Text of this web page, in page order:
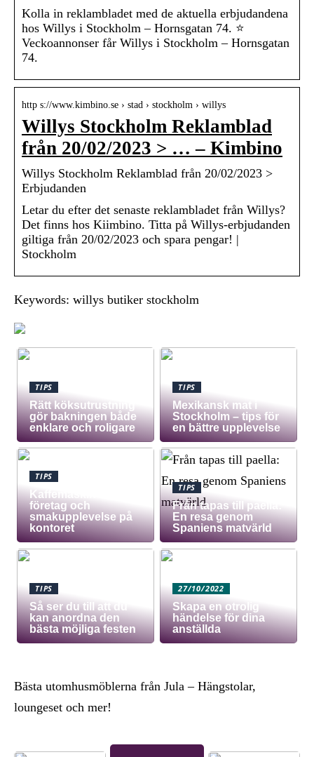
Kolla in reklambladet med de aktuella erbjudandena
hos Willys i Stockholm – Hornsgatan 74. ⭐
Veckoannonser får Willys i Stockholm – Hornsgatan
74.
http s://www.kimbino.se › stad › stockholm › willys
Willys Stockholm Reklamblad
från 20/02/2023 > … – Kimbino
Willys Stockholm Reklamblad från 20/02/2023 >
Erbjudanden
Letar du efter det senaste reklambladet från Willys?
Det finns hos Kiimbino. Titta på Willys-erbjudanden
giltiga från 20/02/2023 och spara pengar! |
Stockholm
Keywords: willys butiker stockholm
TIPS
Rätt köksutrustning
gör bakningen både
enklare och roligare
TIPS
Mexikansk mat i
Stockholm – tips för
en bättre upplevelse
TIPS
Kaffemaskin för
företag och
smakupplevelse på
kontoret
TIPS
Från tapas till paella:
En resa genom
Spaniens matvärld
TIPS
Så ser du till att du
kan anordna den
bästa möjliga festen
27/10/2022
Skapa en otrolig
händelse för dina
anställda
Bästa utomhusmöblerna från Jula – Hängstolar,
loungeset och mer!